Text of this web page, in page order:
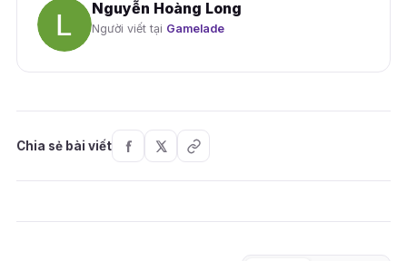
Nguyễn Hoàng Long
Người viết tại Gamelade
Chia sẻ bài viết